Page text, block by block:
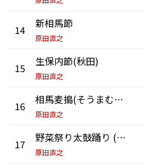
14 新相馬節
原田直之
15 生保内節(秋田)
原田直之
16 相馬麦搗(そうまむぎつ)き唄(うた)
原田直之
17 野菜祭り太鼓踊り (やさいまつりたいこおどり) (高知県)
原田直之